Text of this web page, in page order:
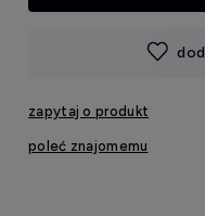
zapytaj o produkt
poleć znajomemu